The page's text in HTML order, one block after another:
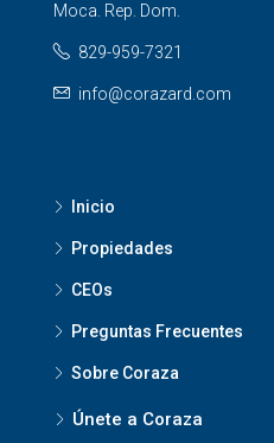
Moca. Rep. Dom.
829-959-7321
info@corazard.com
Inicio
Propiedades
CEOs
Preguntas Frecuentes
Sobre Coraza
Únete a Coraza